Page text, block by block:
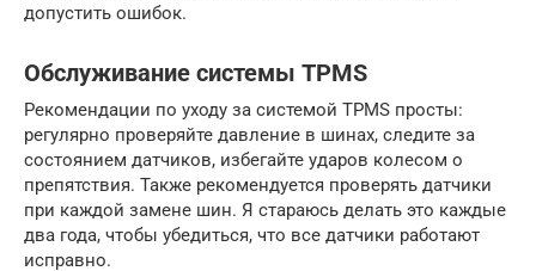
допустить ошибок.
Обслуживание системы TPMS
Рекомендации по уходу за системой TPMS просты:
регулярно проверяйте давление в шинах, следите за
состоянием датчиков, избегайте ударов колесом о
препятствия. Также рекомендуется проверять датчики
при каждой замене шин. Я стараюсь делать это каждые
два года, чтобы убедиться, что все датчики работают
исправно.